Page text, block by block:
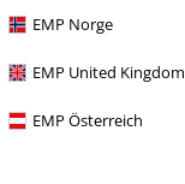
EMP Norge
EMP United Kingdom
EMP Österreich